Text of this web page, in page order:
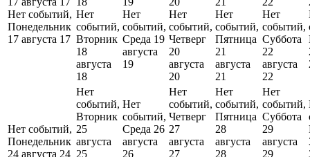
Нет событий,
Понедельник
17 августа 17
Нет
событий,
Вторник
18
августа
18
Нет
событий,
Среда 19
августа
19
Нет
событий,
Четверг
20
августа
20
Нет
событий,
Пятница
21
августа
21
Нет
событий,
Суббота
22
августа
22
Нет событий,
Понедельник
24 августа 24
Нет
событий,
Вторник
25
августа
25
Нет
событий,
Среда 26
августа
26
Нет
событий,
Четверг
27
августа
27
Нет
событий,
Пятница
28
августа
28
Нет
событий,
Суббота
29
августа
29